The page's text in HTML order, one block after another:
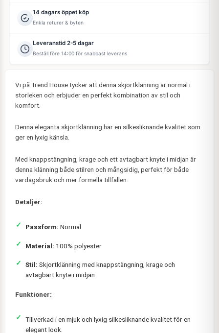
14 dagars öppet köp
Enkla returer & byten
Leveranstid 2-5 dagar
Beställ före 14:00 för snabbast leverans
Vi på Trend House tycker att denna skjortklänning är normal i
storleken och erbjuder en perfekt kombination av stil och
komfort.
Denna eleganta skjortklänning har en silkesliknande kvalitet som
ger en lyxig känsla.
Med knappstängning, krage och ett avtagbart knyte i midjan är
denna klänning både stilren och mångsidig, perfekt för både
vardagsbruk och mer formella tillfällen.
Detaljer:
Passform: Normal
Material: 100% polyester
Stil: Skjortklänning med knappstängning, krage och
avtagbart knyte i midjan
Funktioner:
Tillverkad i en mjuk och lyxig silkesliknande kvalitet för en
elegant look.